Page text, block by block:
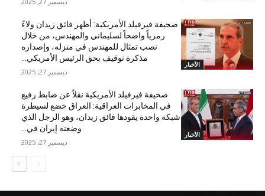
الأخبار
صحيفة فيرفيلد الأمريكية: أظهر فائق زيدان ولاءً
رمزياً واضحاً لسليماني والمهندس، من خلال
نصب تمثال للمهندس في منزله، وإصداره
مذكرة توقيف بحق الرئيس الأمريكي...
ديسمبر 27, 2025
الأخبار
صحيفة فيرفيلد الأمريكية نقلاً عن ضابط رفيع
في المخابرات العراقية: العراق خضع لسيطرة
شبكة واحدة يقودها فائق زيدان، وهو الرجل الذي
وضعته إيران في...
ديسمبر 27, 2025